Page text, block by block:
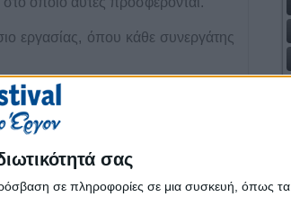
σας
σε πληροφορίες σε μια συσκευή, όπως τα
εργασίας, όπου κάθε συνεργάτης